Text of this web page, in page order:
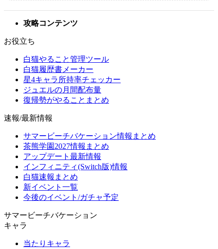
攻略コンテンツ
お役立ち
白猫やること管理ツール
白猫履歴書メーカー
星4キャラ所持率チェッカー
ジュエルの月間配布量
復帰勢がやることまとめ
速報/最新情報
サマービーチバケーション情報まとめ
茶熊学園2027情報まとめ
アップデート最新情報
インフィニティ(Switch版)情報
白猫速報まとめ
新イベント一覧
今後のイベント/ガチャ予定
サマービーチバケーション
キャラ
当たりキャラ